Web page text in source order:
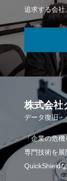
追求する会社
株式会社
データ復旧
「企業の危
専門技術を
QuickShield